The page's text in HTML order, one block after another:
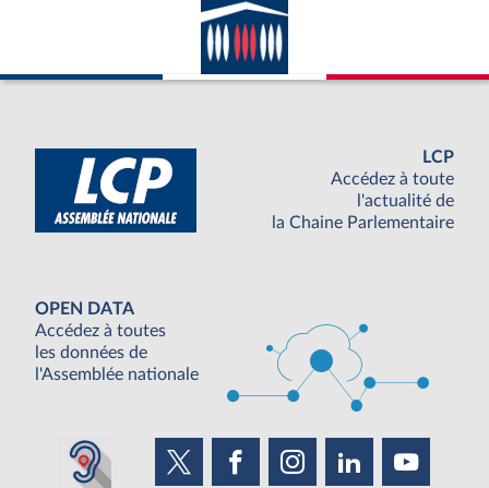
LCP
Accédez à toute
l'actualité de
la Chaine Parlementaire
OPEN DATA
Accédez à toutes
les données de
l'Assemblée nationale